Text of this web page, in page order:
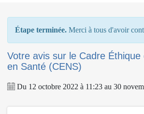
Étape terminée. Merci à tous d'avoir
Votre avis sur le Cadre Éthique
en Santé (CENS)
Du 12 octobre 2022 à 11:23 au 30